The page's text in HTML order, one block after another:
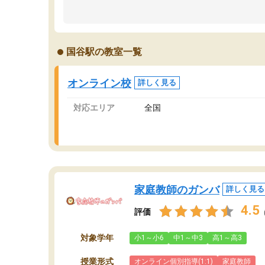
い
国谷駅の教室一覧
オンライン校 詳しく見る
対応エリア 全国
家庭教師のガンバ 詳しく見る
評価 4.5
対象学年 小1～小6 中1～中3 高1～高3
授業形式 オンライン個別指導(1:1) 家庭教師